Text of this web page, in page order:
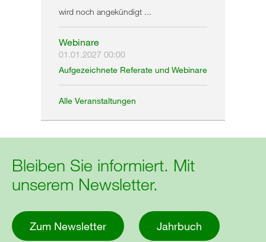
wird noch angekündigt ...
Webinare
01.01.2027 00:00
Aufgezeichnete Referate und Webinare
Alle Veranstaltungen
Bleiben Sie informiert. Mit
unserem Newsletter.
Zum Newsletter Jahrbuch